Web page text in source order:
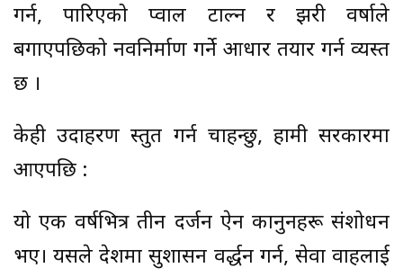
गर्न, पारिएको प्वाल टाल्न र झरी वर्षाले
बगाएपछिको नवनिर्माण गर्ने आधार तयार गर्न व्यस्त
छ ।
केही उदाहरण प्रस्तुत गर्न चाहन्छु, हामी सरकारमा
आएपछि :
यो एक वर्षभित्र तीन दर्जन ऐन कानुनहरू संशोधन
भए। यसले देशमा सुशासन प्रवर्द्धन गर्न, सेवा प्रवाहलाई